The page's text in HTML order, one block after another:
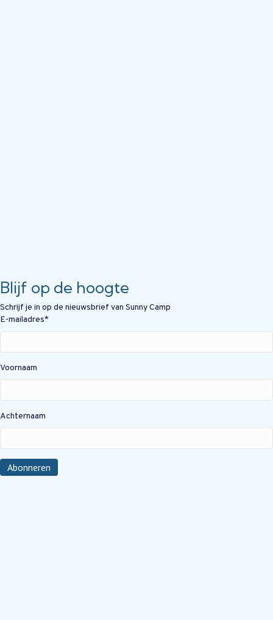
Blijf op de hoogte
Schrijf je in op de nieuwsbrief van Sunny Camp
E-mailadres*
Voornaam
Achternaam
Abonneren